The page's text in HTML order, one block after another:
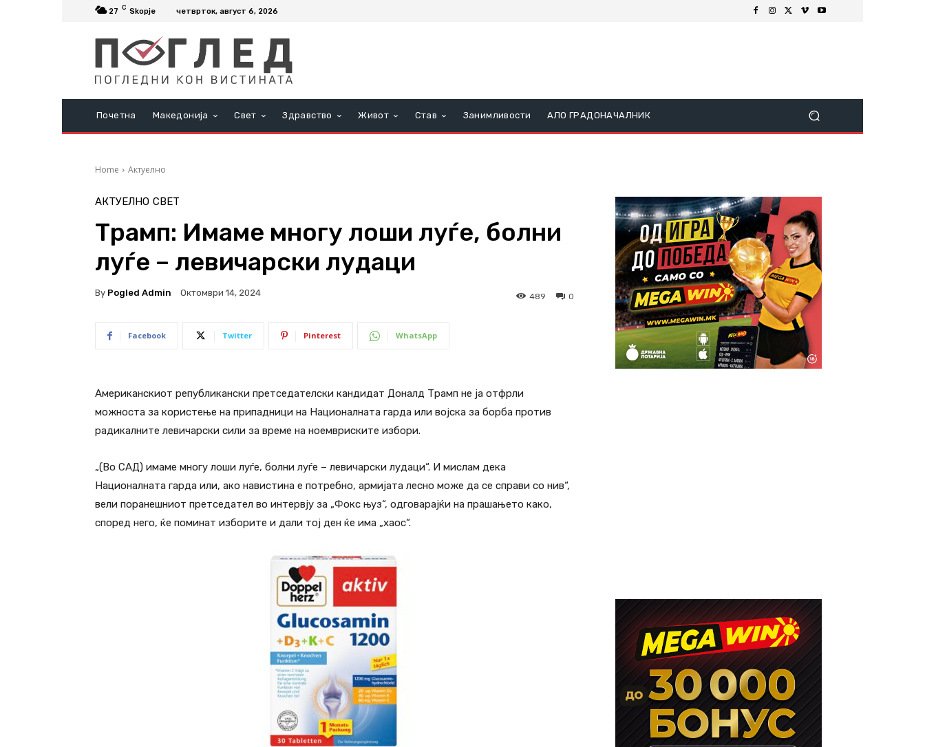
27 C Skopje четврток, август 6, 2026
Почетна Македонија Свет Здравство Живот Став Занимливости АЛО ГРАДОНАЧАЛНИК
Home Актуелно
АКТУЕЛНО СВЕТ
Трамп: Имаме многу лоши луѓе, болни
луѓе – левичарски лудаци
By Pogled Admin Октомври 14, 2024 0
489
Facebook Twitter Pinterest WhatsApp
Американскиот републикански претседателски кандидат Доналд Трамп не ја отфрли
можноста за користење на припадници на Националната гарда или војска за борба против
радикалните левичарски сили за време на ноемвриските избори.
„(Во САД) имаме многу лоши луѓе, болни луѓе – левичарски лудаци“. И мислам дека
Националната гарда или, ако навистина е потребно, армијата лесно може да се справи со нив“,
вели поранешниот претседател во интервју за „Фокс њуз“, одговарајќи на прашањето како,
според него, ќе поминат изборите и дали тој ден ќе има „хаос“.